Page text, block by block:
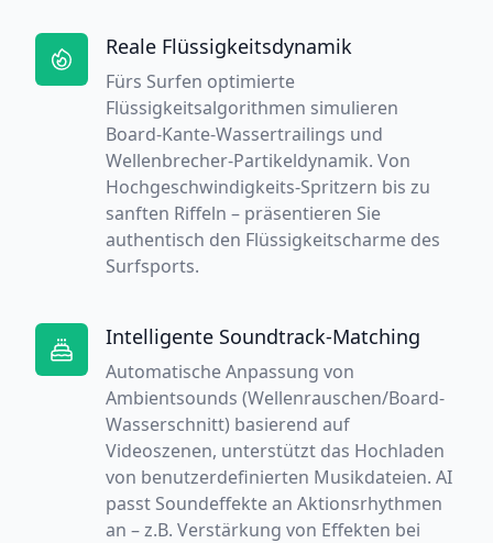
Reale Flüssigkeitsdynamik
Fürs Surfen optimierte
Flüssigkeitsalgorithmen simulieren
Board-Kante-Wassertrailings und
Wellenbrecher-Partikeldynamik. Von
Hochgeschwindigkeits-Spritzern bis zu
sanften Riffeln – präsentieren Sie
authentisch den Flüssigkeitscharme des
Surfsports.
Intelligente Soundtrack-Matching
Automatische Anpassung von
Ambientsounds (Wellenrauschen/Board-
Wasserschnitt) basierend auf
Videoszenen, unterstützt das Hochladen
von benutzerdefinierten Musikdateien. AI
passt Soundeffekte an Aktionsrhythmen
an – z.B. Verstärkung von Effekten bei